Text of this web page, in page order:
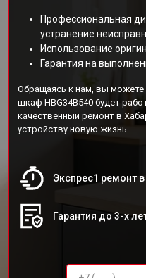
Профессиональная
устранение
Использование
Гарантия на
Обращаясь к нам, вы
шкаф HBG34B540 будет
качественный ремонт в
устройству новую жизнь.
Экспрес1 ремонт
Гарантия до 3-х